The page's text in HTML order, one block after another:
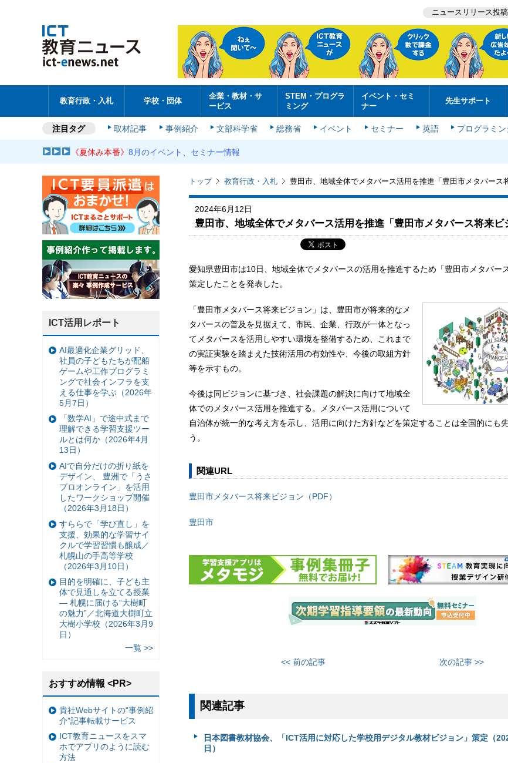
ニュースリリース投稿
教育行政・入札 学校・団体
企業・教材・サ
ービス
STEM・プログラ
ミング
イベント・セミ
ナー
先生サポート
注目タグ 取材記事 事例紹介 文部科学省 総務省 イベント セミナー 英語 プログラミン
《夏休み本番》8月のイベント、セミナー情報
トップ 教育行政・入札 豊田市、地域全体でメタバース活用を推進「豊田市メタバース
2024年6月12日
豊田市、地域全体でメタバース活用を推進「豊田市メタバース将来ビ
愛知県豊田市は10日、地域全体でメタバースの活用を推進するため「豊田市メタバー
策定したことを発表した。
「豊田市メタバース将来ビジョン」は、豊田市が将来的なメ
タバースの普及を見据えて、市民、企業、行政が一体となっ
てメタバースを活用しやすい環境を整備するため、これまで
の実証実験を踏まえた技術活用の有効性や、今後の取組方針
等を示すもの。
今後は同ビジョンに基づき、社会課題の解決に向けて地域全
体でのメタバース活用を推進する。メタバース活用について
自治体が統一的な考え方を示し、活用に向けた方針などを策定することは全国的にも
う。
関連URL
豊田市メタバース将来ビジョン（PDF）
豊田市
<< 前の記事 次の記事 >>
関連記事
日本図書教材協会、「ICT活用に対応した学校用デジタル教材ビジョン」策定（
日）
ICT活用レポート
AI最適化企業グリッド、
社員の子どもたちが配船
ゲームや工作プログラミ
ングで社会インフラを支
える仕事を学ぶ（2026年
5月7日）
「数学AI」で途中式まで
理解できる学習支援ツー
ルとは何か（2026年4月
13日）
AIで自分だけの折り紙を
デザイン、 豊洲で「うさ
プロオンライン」を活用
したワークショップ開催
（2026年3月18日）
すららで「学び直し」を
支援、効果的な学習サイ
クルで学習習慣も醸成／
札幌山の手高等学校
（2026年3月10日）
目的を明確に、子ども主
体で見通しを立てる授業
— 札幌に届ける“大樹町
の魅力”／北海道大樹町立
大樹小学校（2026年3月9
日）
一覧 >>
おすすめ情報 <PR>
貴社Webサイトの“事例紹
介”記事転載サービス
ICT教育ニュースをスマ
ホでアプリのように読む
方法